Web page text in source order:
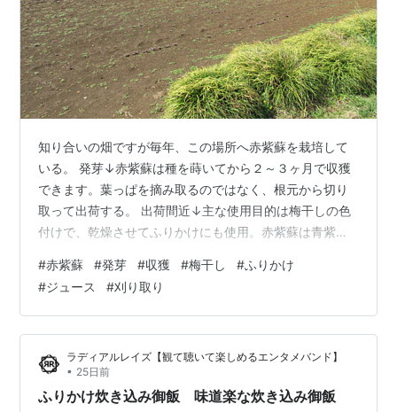
知り合いの畑ですが毎年、この場所へ赤紫蘇を栽培して
いる。 発芽↓赤紫蘇は種を蒔いてから２～３ヶ月で収獲
できます。葉っぱを摘み取るのではなく、根元から切り
取って出荷する。 出荷間近↓主な使用目的は梅干しの色
付けで、乾燥させてふりかけにも使用。赤紫蘇は青紫蘇
ス↓元、生徒さんが毎年ジュースを作って届けてくれま
す。ほんのり甘く作られ、薄めて飲むのでこれだけあれ
ば当分楽しめる。ありがとうございました🥰 群馬中央ギ
ター学院のトップページへリンクします。 中央マンドリ
ンクラブのページへリンクします。 フランク永井鉛筆画
前橋展示室のページへリンクします。
#赤紫蘇 #発芽 #収獲 #梅干し #ふりかけ
#ジュース #刈り取り
ラディアルレイズ【観て聴いて楽しめるエンタメバンド】
• 25日前
ふりかけ炊き込み御飯 味道楽な炊き込み御飯